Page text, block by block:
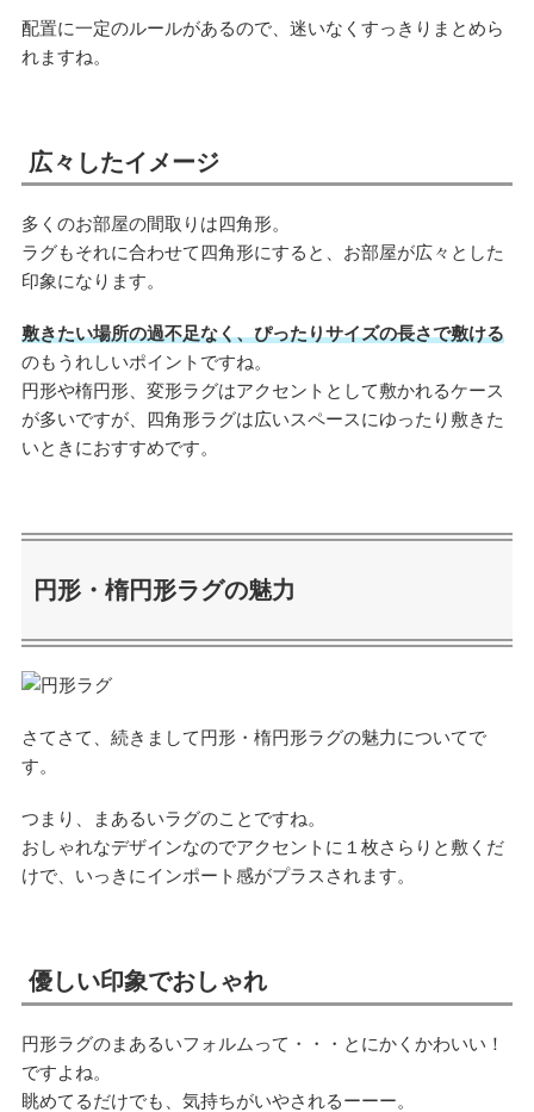
配置に一定のルールがあるので、迷いなくすっきりまとめら
れますね。
広々したイメージ
多くのお部屋の間取りは四角形。
ラグもそれに合わせて四角形にすると、お部屋が広々とした
印象になります。
敷きたい場所の過不足なく、ぴったりサイズの長さで敷ける
のもうれしいポイントですね。
円形や楕円形、変形ラグはアクセントとして敷かれるケース
が多いですが、四角形ラグは広いスペースにゆったり敷きた
いときにおすすめです。
円形・楕円形ラグの魅力
さてさて、続きまして円形・楕円形ラグの魅力についてで
す。
つまり、まあるいラグのことですね。
おしゃれなデザインなのでアクセントに１枚さらりと敷くだ
けで、いっきにインポート感がプラスされます。
優しい印象でおしゃれ
円形ラグのまあるいフォルムって・・・とにかくかわいい！
ですよね。
眺めてるだけでも、気持ちがいやされるーーー。